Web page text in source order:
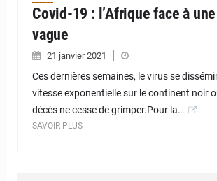
Covid-19 : l’Afrique face à
vague
21 janvier 2021
Ces dernières semaines, le virus se
vitesse exponentielle sur le continent noir
décès ne cesse de grimper.Pour la…
SAVOIR PLUS